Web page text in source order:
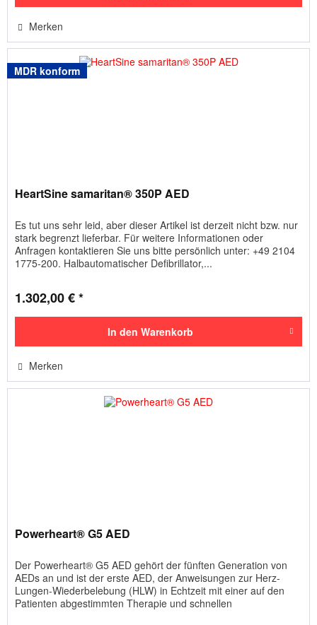
Merken
MDR konform
HeartSine samaritan® 350P AED
Es tut uns sehr leid, aber dieser Artikel ist derzeit nicht bzw. nur
stark begrenzt lieferbar. Für weitere Informationen oder
Anfragen kontaktieren Sie uns bitte persönlich unter: +49 2104
1775-200. Halbautomatischer Defibrillator,...
1.302,00 € *
In den Warenkorb
Merken
Powerheart® G5 AED
Der Powerheart® G5 AED gehört der fünften Generation von
AEDs an und ist der erste AED, der Anweisungen zur Herz-
Lungen-Wiederbelebung (HLW) in Echtzeit mit einer auf den
Patienten abgestimmten Therapie und schnellen